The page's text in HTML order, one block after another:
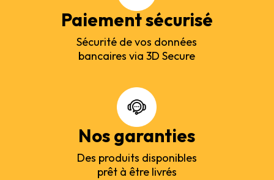
Paiement sécurisé
Sécurité de vos données
bancaires via 3D Secure
Nos garanties
Des produits disponibles
prêt à être livrés